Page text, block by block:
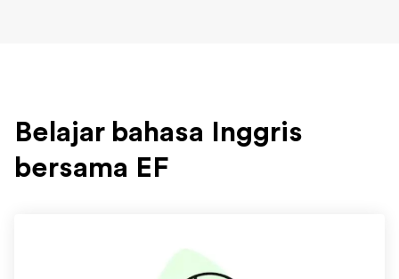
Belajar bahasa Inggris
bersama EF